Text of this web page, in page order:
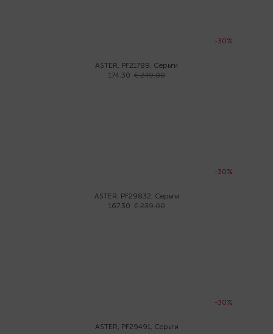
-30%
ASTER, PF21789, Серьги
174.30 € 249.00
-30%
ASTER, PF29832, Серьги
167.30 € 239.00
-30%
ASTER, PF29491, Серьги